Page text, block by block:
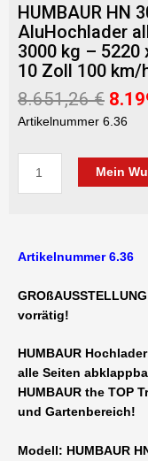
HUMBAUR HN
AluHochlader
3000 kg – 5220
10 Zoll 100 km/
8.651,26€
Preis
Artikelnummer 6.36
HUMBAUR
alle
abklappbar
3000
–
5220
x
2070
1800
Mein
Artikelnummer 6.36
vorrätig!
HUMBAUR
alle Seiten
HUMBAUR the TOP
und Gartenbereich!
Modell: HUMBAUR